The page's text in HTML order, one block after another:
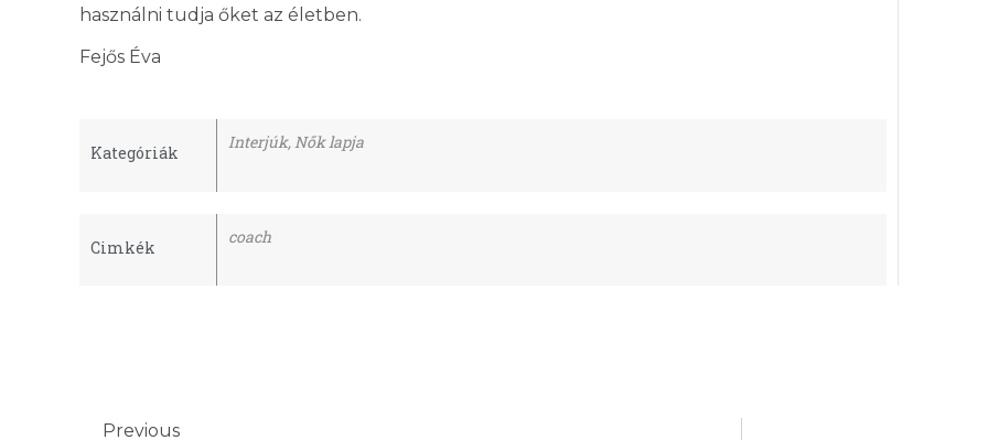
használni tudja őket az életben.
Fejős Éva
Kategóriák
Interjúk,Nők lapja
Cimkék
coach
Previous